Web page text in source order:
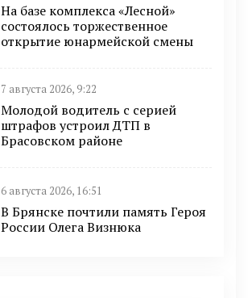
На базе комплекса «Лесной»
состоялось торжественное
открытие юнармейской смены
7 августа 2026, 9:22
Молодой водитель с серией
штрафов устроил ДТП в
Брасовском районе
6 августа 2026, 16:51
В Брянске почтили память Героя
России Олега Визнюка